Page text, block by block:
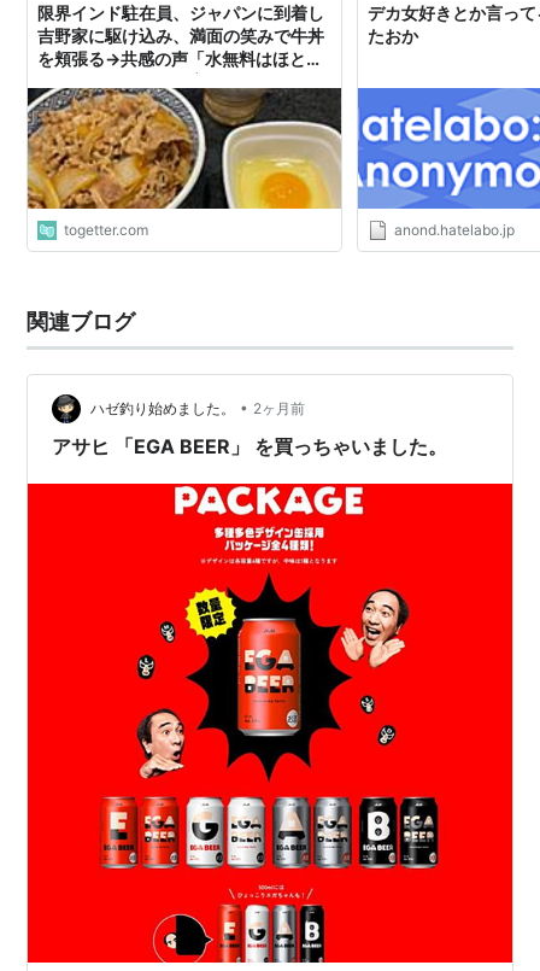
限界インド駐在員、ジャパンに到着し
吉野家に駆け込み、満面の笑みで牛丼
を頬張る→共感の声「水無料はほとん
togetter.com
デカ女好きとか言っ
たおか
anond.hatelabo.jp
関連ブログ
ハゼ釣り始めました。 • 2ヶ月前
アサヒ 「EGA BEER」 を買っちゃいました。